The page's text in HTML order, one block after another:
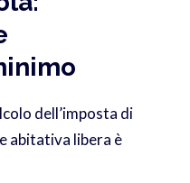
dell’imposta di
abitativa libera è